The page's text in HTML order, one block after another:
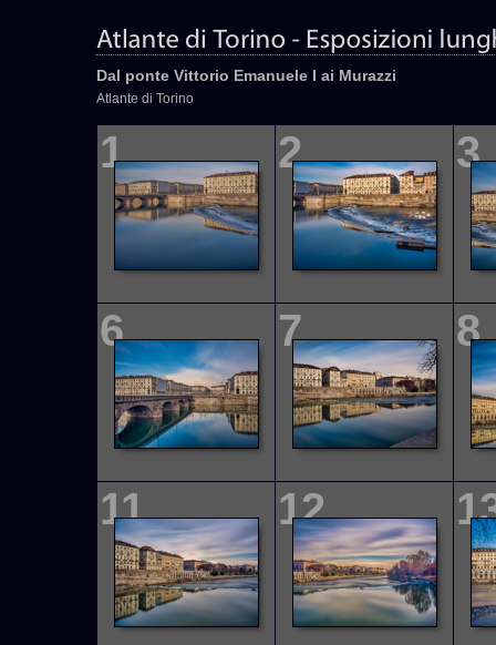
Dal ponte Vittorio Emanuele I ai Murazzi
Atlante di Torino
1 2 3
6 7 8
11 12